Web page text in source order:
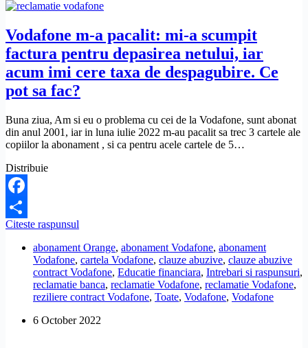
Vodafone m-a pacalit: mi-a scumpit
factura pentru depasirea netului, iar
acum imi cere taxa de despagubire. Ce
pot sa fac?
Buna ziua, Am si eu o problema cu cei de la Vodafone, sunt abonat
din anul 2001, iar in luna iulie 2022 m-au pacalit sa trec 3 cartele ale
copiilor la abonament , si ca pentru acele cartele de 5…
Distribuie
Facebook
Share
Citeste raspunsul
a
pacalit:
mi-
a
scumpit
pentru
abonament Orange, abonament Vodafone, abonament
Vodafone, cartela Vodafone, clauze abuzive, clauze abuzive
contract Vodafone, Educatie financiara, Intrebari si raspunsuri,
reclamatie banca, reclamatie Vodafone, reclamatie Vodafone,
reziliere contract Vodafone, Toate, Vodafone, Vodafone
6 October 2022